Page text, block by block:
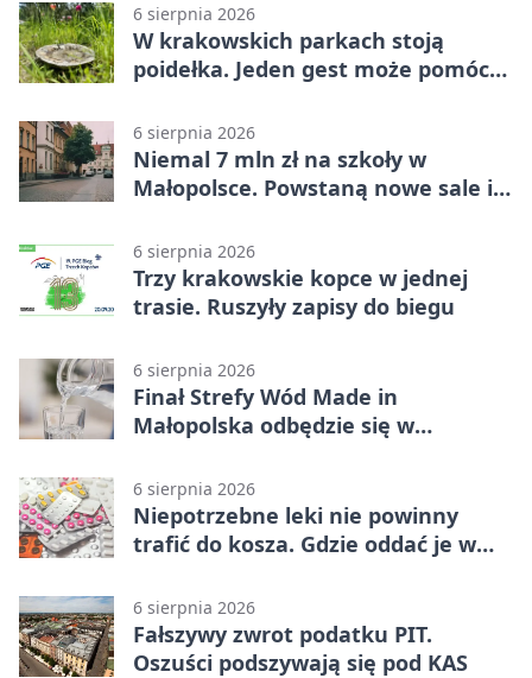
6 sierpnia 2026
W krakowskich parkach stoją
poidełka. Jeden gest może pomóc
6 sierpnia 2026
Niemal 7 mln zł na szkoły w
Małopolsce. Powstaną nowe sale i
6 sierpnia 2026
Trzy krakowskie kopce w jednej
trasie. Ruszyły zapisy do biegu
6 sierpnia 2026
Finał Strefy Wód Made in
Małopolska odbędzie się w
6 sierpnia 2026
Niepotrzebne leki nie powinny
trafić do kosza. Gdzie oddać je w
6 sierpnia 2026
Fałszywy zwrot podatku PIT.
Oszuści podszywają się pod KAS